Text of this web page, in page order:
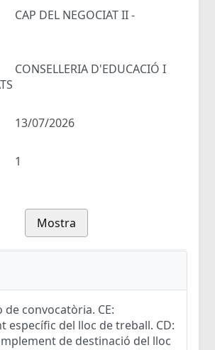
CAP DEL NEGOCIAT II -
CONSELLERIA D'EDUCACIÓ I
13/07/2026
1
Mostra
de convocatòria. CE:
específic del lloc de treball. CD:
de destinació del lloc